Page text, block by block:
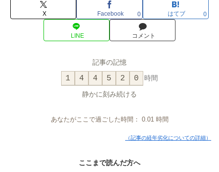
X Facebook 0 はてブ 0
LINE コメント
記事の記憶
1 4 4 5 2 0 時間
静かに刻み続ける
あなたがここで過ごした時間： 0.01時間
（記事の経年劣化についての詳細）
ここまで読んだ方へ